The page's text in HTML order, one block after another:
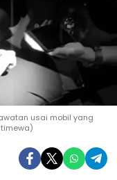
usai mobil yang